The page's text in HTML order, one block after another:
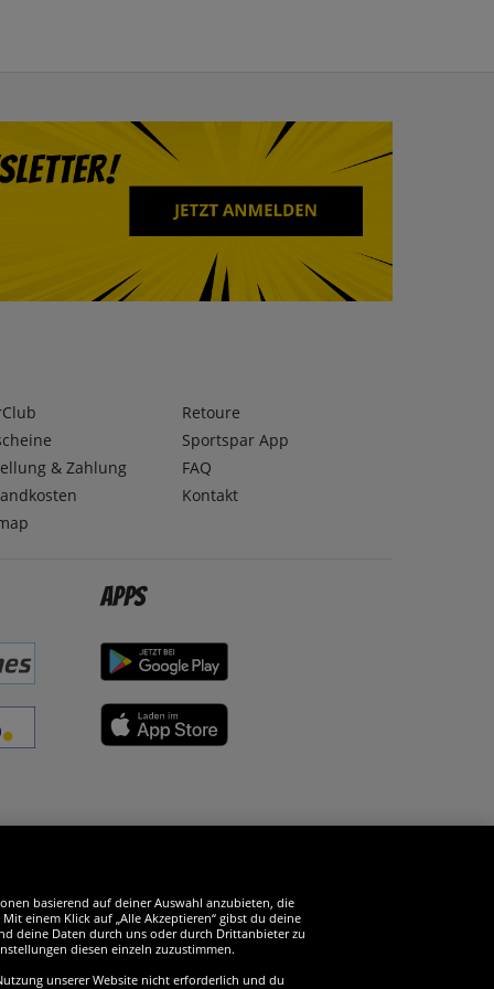
& Zahlung
Retoure
Sportspar App
FAQ
Kontakt
Apps
basierend auf deiner Auswahl anzubieten, die
einem Klick auf „Alle Akzeptieren“ gibst du deine
deine Daten durch uns oder durch Drittanbieter zu
diesen einzeln zuzustimmen.
unserer Website nicht erforderlich und du